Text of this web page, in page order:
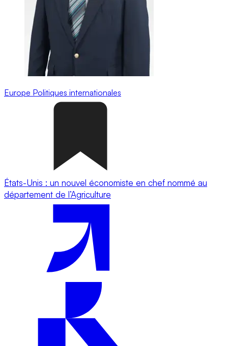
Europe Politiques internationales
États-Unis : un nouvel économiste en chef nommé au
département de l’Agriculture